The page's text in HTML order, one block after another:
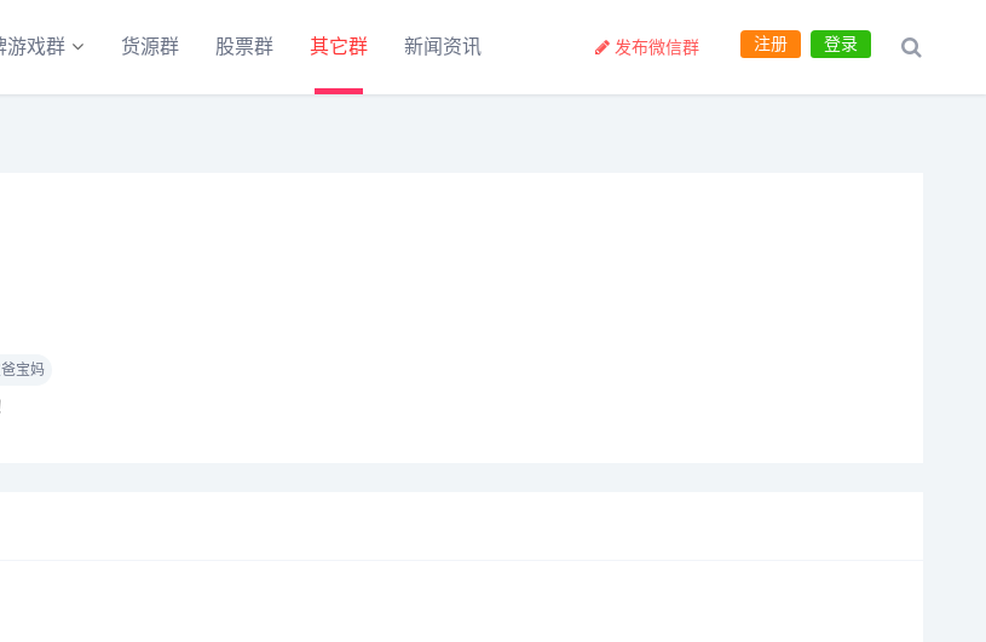
游戏群 货源群 股票群 其它群 新闻资讯 登录
注册
发布微信群
宝妈